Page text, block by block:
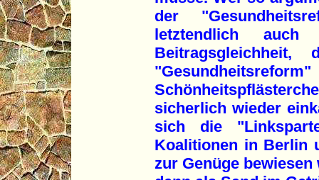
der
letztendlich
sicherlich wieder
sich die
Koalitionen in Berlin
zur Genüge